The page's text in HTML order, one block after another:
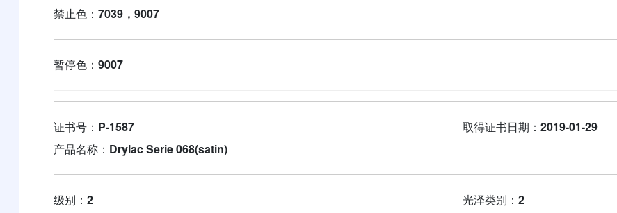
禁止色： 7039，9007
暂停色： 9007
证书号： P-1587 取得证书日期：2019-01-29
产品名称： Drylac Serie 068(satin)
级别： 2 光泽类别：2